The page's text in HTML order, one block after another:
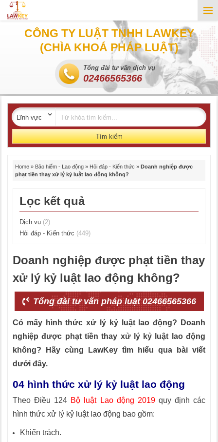
CÔNG TY LUẬT TNHH LAWKEY
(CHÌA KHOÁ PHÁP LUẬT)
Tổng đài tư vấn dịch vụ
02466565366
Tìm kiếm
Home » Bảo hiểm - Lao động » Hỏi đáp - Kiến thức » Doanh nghiệp được
phạt tiền thay xử lý kỷ luật lao động không?
Lọc kết quả
Dịch vụ (2)
Hỏi đáp - Kiến thức (449)
Doanh nghiệp được phạt tiền thay
xử lý kỷ luật lao động không?
Tổng đài tư vấn pháp luật 02466565366
Có mấy hình thức xử lý kỷ luật lao động? Doanh
nghiệp được phạt tiền thay xử lý kỷ luật lao động
không? Hãy cùng LawKey tìm hiểu qua bài viết
dưới đây.
04 hình thức xử lý kỷ luật lao động
Theo Điều 124 Bộ luật Lao động 2019quy định các
hình thức xử lý kỷ luật lao động bao gồm:
Khiển trách.